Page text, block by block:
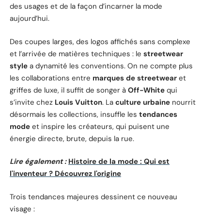
des usages et de la façon d’incarner la mode
aujourd’hui.
Des coupes larges, des logos affichés sans complexe
et l’arrivée de matières techniques : le streetwear
style a dynamité les conventions. On ne compte plus
les collaborations entre marques de streetwear et
griffes de luxe, il suffit de songer à Off-White qui
s’invite chez Louis Vuitton. La culture urbaine nourrit
désormais les collections, insuffle les tendances
mode et inspire les créateurs, qui puisent une
énergie directe, brute, depuis la rue.
Lire également : Histoire de la mode : Qui est
l'inventeur ? Découvrez l'origine
Trois tendances majeures dessinent ce nouveau
visage :